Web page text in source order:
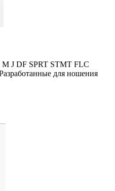
DF SPRT STMT FLC
для ношения